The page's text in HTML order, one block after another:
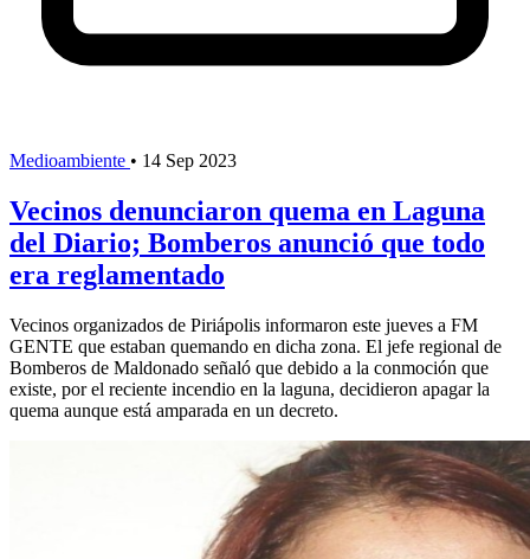
Medioambiente • 14 Sep 2023
Vecinos denunciaron quema en Laguna
del Diario; Bomberos anunció que todo
era reglamentado
Vecinos organizados de Piriápolis informaron este jueves a FM
GENTE que estaban quemando en dicha zona. El jefe regional de
Bomberos de Maldonado señaló que debido a la conmoción que
existe, por el reciente incendio en la laguna, decidieron apagar la
quema aunque está amparada en un decreto.